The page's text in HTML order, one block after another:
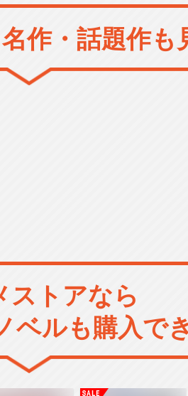
名作・話題作も
ストアなら
ベルも購入で